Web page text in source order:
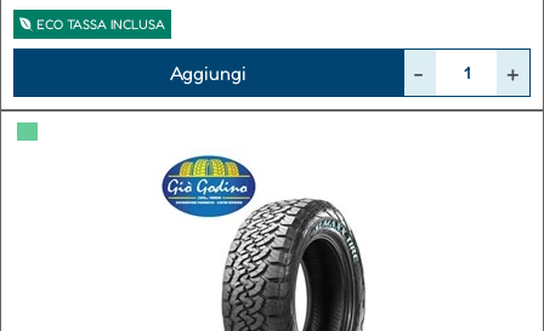
ECO TASSA INCLUSA
Aggiungi
▀